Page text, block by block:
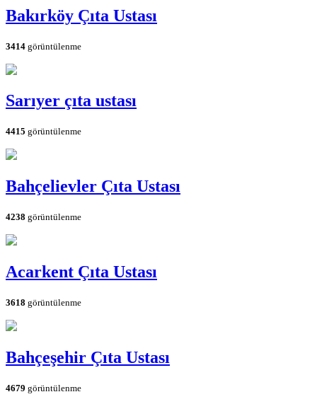
Bakırköy Çıta Ustası
3414 görüntülenme
Sarıyer çıta ustası
4415 görüntülenme
Bahçelievler Çıta Ustası
4238 görüntülenme
Acarkent Çıta Ustası
3618 görüntülenme
Bahçeşehir Çıta Ustası
4679 görüntülenme